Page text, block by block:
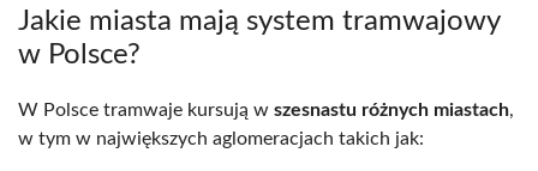
Jakie miasta mają system tramwajowy
w Polsce?
W Polsce tramwaje kursują w szesnastu różnych miastach,
w tym w największych aglomeracjach takich jak: